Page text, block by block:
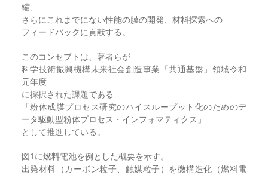
縮、
さらにこれまでにない性能の膜の開発、材料探索への
フィードバックに貢献する。
このコンセプトは、著者らが
科学技術振興機構未来社会創造事業「共通基盤」領域令和
元年度
に採択された課題である
「粉体成膜プロセス研究のハイスループット化のためのデ
ータ駆動型粉体プロセス・インフォマティクス」
として推進している。
図1に燃料電池を例とした概要を示す。
出発材料（カーボン粒子、触媒粒子）を微構造化（燃料電